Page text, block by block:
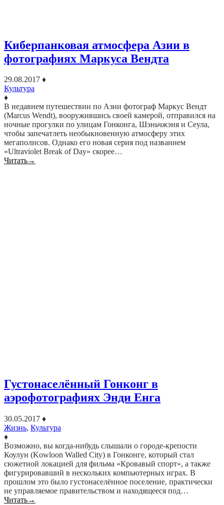
Киберпанковая атмосфера Азии в
фотографиях Маркуса Вендта
29.08.2017 ♦
Культура
♦
В недавнем путешествии по Азии фотограф Маркус Вендт
(Marcus Wendt), вооружившись своей камерой, отправился на
ночные прогулки по улицам Гонконга, Шэньчжэня и Сеула,
чтобы запечатлеть необыкновенную атмосферу этих
мегаполисов. Однако его новая серия под названием
«Ultraviolet Break of Day» скорее…
Читать→
Густонаселённый Гонконг в
аэрофотографиях Энди Енга
30.05.2017 ♦
Жизнь, Культура
♦
Возможно, вы когда-нибудь слышали о городе-крепости
Коулун (Kowloon Walled City) в Гонконге, который стал
сюжетной локацией для фильма «Кровавый спорт», а также
фигурировавший в нескольких компьютерных играх. В
прошлом это было густонаселённое поселение, практически
не управляемое правительством и находящееся под…
Читать→